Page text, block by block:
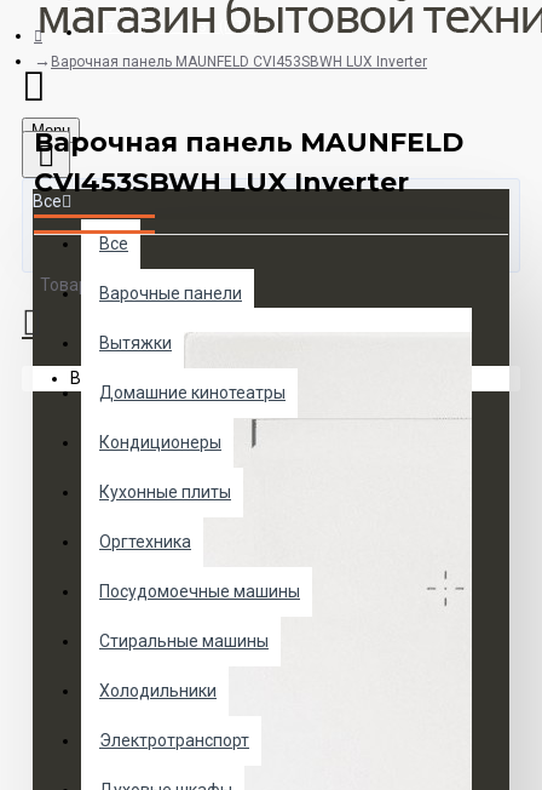
+375 33 673 17 31 (МТС)
Menu
Все
Все
Варочные панели
Вытяжки
Домашние кинотеатры
Кондиционеры
Кухонные плиты
Оргтехника
Посудомоечные машины
Стиральные машины
Холодильники
Электротранспорт
Товаров 0 (0 руб.)
Ваша корзина пуста!
Варочная панель MAUNFELD CVI453SBWH LUX Inverter
Варочная панель MAUNFELD
CVI453SBWH LUX Inverter